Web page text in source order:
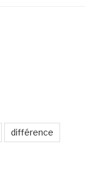
différence